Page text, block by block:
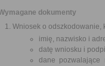
dokumenty
Wniosek o odszkodowanie,
imię, nazwisko i
datę wniosku i
dane pozwalające